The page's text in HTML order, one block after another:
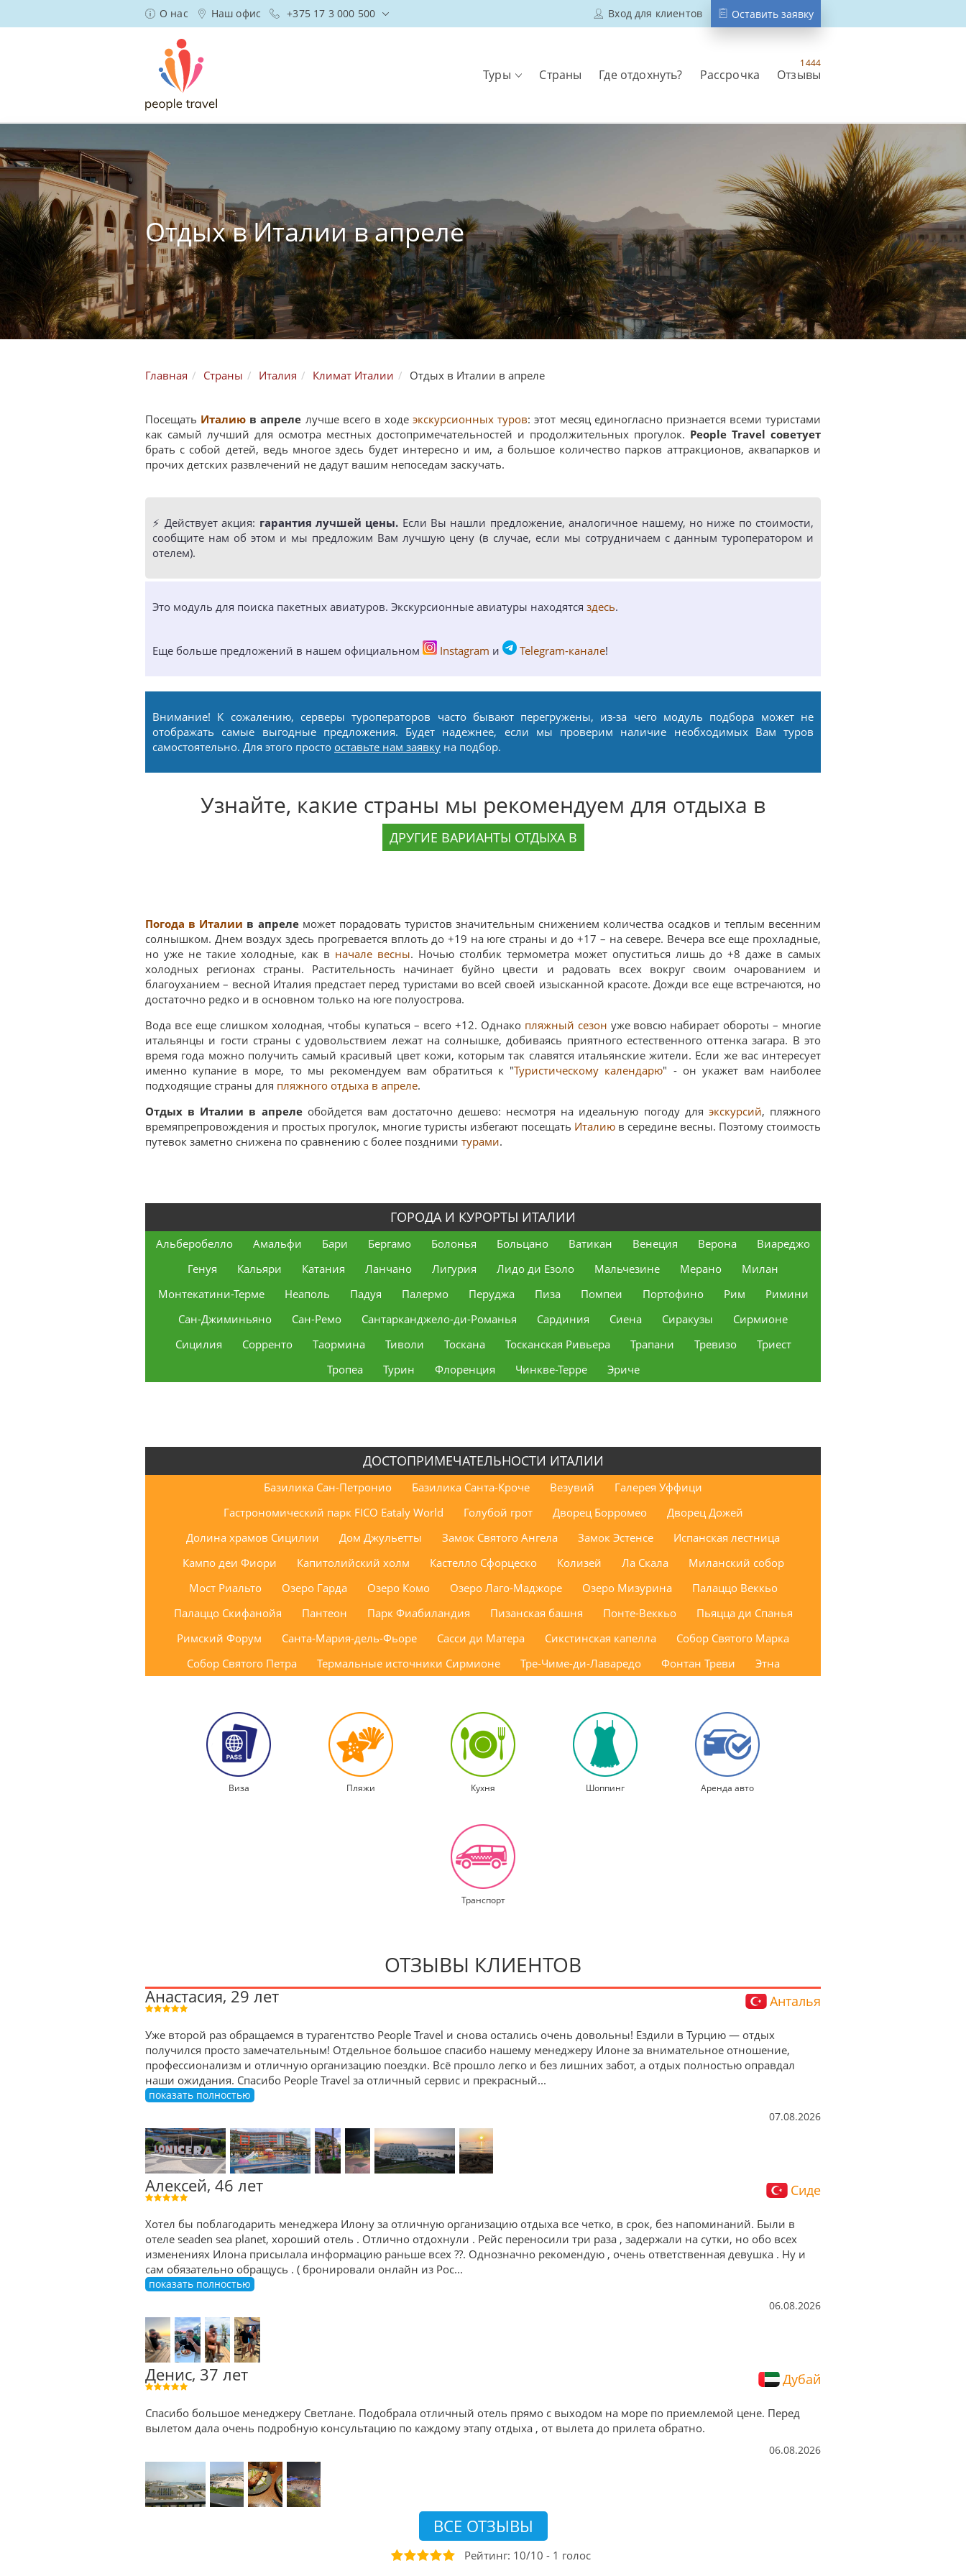
О нас Наш офис +375 17 3 000 500 Вход для клиентов Оставить заявку
Туры Страны Где отдохнуть? Рассрочка Отзывы
1444
Отдых в Италии в апреле
Главная Страны Италия Климат Италии Отдых в Италии в апреле
Посещать Италию в апреле лучше всего в ходеэкскурсионных туров: этот месяц единогласно признается всеми туристами
как самый лучший для осмотра местных достопримечательностей и продолжительных прогулок. People Travel советует
брать с собой детей, ведь многое здесь будет интересно и им, а большое количество парков аттракционов, аквапарков и
прочих детских развлечений не дадут вашим непоседам заскучать.
⚡️ Действует акция: гарантия лучшей цены. Если Вы нашли предложение, аналогичное нашему, но ниже по стоимости,
сообщите нам об этом и мы предложим Вам лучшую цену (в случае, если мы сотрудничаем с данным туроператором и
отелем).
Это модуль для поиска пакетных авиатуров. Экскурсионные авиатуры находятся здесь.
Еще больше предложений в нашем официальном Instagram и Telegram-канале!
Внимание! К сожалению, серверы туроператоров часто бывают перегружены, из-за чего модуль подбора может не
отображать самые выгодные предложения. Будет надежнее, если мы проверим наличие необходимых Вам туров
самостоятельно. Для этого просто оставьте нам заявку на подбор.
Узнайте, какие страны мы рекомендуем для отдыха в
ДРУГИЕ ВАРИАНТЫ ОТДЫХА В
Погода в Италии в апрелеможет порадовать туристов значительным снижением количества осадков и теплым весенним
солнышком. Днем воздух здесь прогревается вплоть до +19 на юге страны и до +17 – на севере. Вечера все еще прохладные,
но уже не такие холодные, как в начале весны. Ночью столбик термометра может опуститься лишь до +8 даже в самых
холодных регионах страны. Растительность начинает буйно цвести и радовать всех вокруг своим очарованием и
благоуханием – весной Италия предстает перед туристами во всей своей изысканной красоте. Дожди все еще встречаются, но
достаточно редко и в основном только на юге полуострова.
Вода все еще слишком холодная, чтобы купаться – всего +12. Однако пляжный сезон уже вовсю набирает обороты – многие
итальянцы и гости страны с удовольствием лежат на солнышке, добиваясь приятного естественного оттенка загара. В это
время года можно получить самый красивый цвет кожи, которым так славятся итальянские жители. Если же вас интересует
именно купание в море, то мы рекомендуем вам обратиться к "Туристическому календарю" - он укажет вам наиболее
подходящие страны для пляжного отдыха в апреле.
Отдых в Италии в апрелеобойдется вам достаточно дешево: несмотря на идеальную погоду для экскурсий, пляжного
времяпрепровождения и простых прогулок, многие туристы избегают посещать Италию в середине весны. Поэтому стоимость
путевок заметно снижена по сравнению с более поздними турами.
ГОРОДА И КУРОРТЫ ИТАЛИИ
Альберобелло Амальфи Бари Бергамо Болонья Больцано Ватикан Венеция Верона
Виареджо
Генуя
Кальяри Катания Ланчано Лигурия Лидо ди Езоло Мальчезине Мерано
Милан
Монтекатини-Терме
Неаполь Падуя Палермо Перуджа Пиза Помпеи Портофино Рим
Римини
Сан-Джиминьяно
Сан-Ремо Сантарканджело-ди-Романья Сардиния Сиена Сиракузы
Сирмионе
Сицилия
Сорренто Таормина Тиволи Тоскана Тосканская Ривьера Трапани Тревизо
Триест
Тропеа
Турин Флоренция Чинкве-Терре Эриче
ДОСТОПРИМЕЧАТЕЛЬНОСТИ ИТАЛИИ
Базилика Сан-Петронио Базилика Санта-Кроче Везувий
Галерея Уффици
Гастрономический парк FICO Eataly World
Голубой грот Дворец Борромео
Дворец Дожей
Долина храмов Сицилии
Дом Джульетты Замок Святого Ангела Замок Эстенсе
Испанская лестница
Кампо деи Фиори
Капитолийский холм Кастелло Сфорцеско Колизей Ла Скала
Миланский собор
Мост Риальто
Озеро Гарда Озеро Комо Озеро Лаго-Маджоре Озеро Мизурина
Палаццо Веккьо
Палаццо Скифанойя
Пантеон Парк Фиабиландия Пизанская башня Понте-Веккьо
Пьяцца ди Спанья
Римский Форум
Санта-Мария-дель-Фьоре Сасси ди Матера Сикстинская капелла
Собор Святого Марка
Собор Святого Петра
Термальные источники Сирмионе Тре-Чиме-ди-Лаваредо Фонтан Треви Этна
Виза Пляжи Кухня Шоппинг Аренда авто
Транспорт
ОТЗЫВЫ КЛИЕНТОВ
Анастасия, 29 лет Анталья
Уже второй раз обращаемся в турагентство People Travel и снова остались очень довольны! Ездили в Турцию — отдых
получился просто замечательным! Отдельное большое спасибо нашему менеджеру Илоне за внимательное отношение,
профессионализм и отличную организацию поездки. Всё прошло легко и без лишних забот, а отдых полностью оправдал
наши ожидания. Спасибо People Travel за отличный сервис и прекрасный...
показать полностью
07.08.2026
Алексей, 46 лет Сиде
Хотел бы поблагодарить менеджера Илону за отличную организацию отдыха все четко, в срок, без напоминаний. Были в
отеле seaden sea planet, хороший отель . Отлично отдохнули . Рейс переносили три раза , задержали на сутки, но обо всех
изменениях Илона присылала информацию раньше всех ??. Однозначно рекомендую , очень ответственная девушка . Ну и
сам обязательно обращусь . ( бронировали онлайн из Рос...
показать полностью
06.08.2026
Денис, 37 лет Дубай
Спасибо большое менеджеру Светлане. Подобрала отличный отель прямо с выходом на море по приемлемой цене. Перед
вылетом дала очень подробную консультацию по каждому этапу отдыха , от вылета до прилета обратно.
06.08.2026
ВСЕ ОТЗЫВЫ
Рейтинг: 10/10 - 1 голос